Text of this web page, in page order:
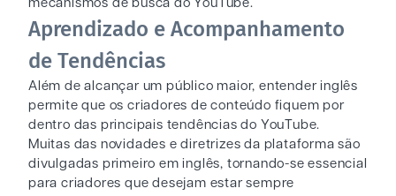
mecanismos de busca do YouTube.
Aprendizado e Acompanhamento
de Tendências
Além de alcançar um público maior, entender inglês
permite que os criadores de conteúdo fiquem por
dentro das principais tendências do YouTube.
Muitas das novidades e diretrizes da plataforma são
divulgadas primeiro em inglês, tornando-se essencial
para criadores que desejam estar sempre